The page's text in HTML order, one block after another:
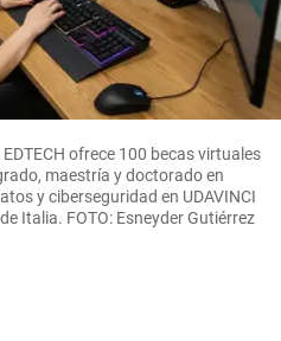
ofrece 100 becas virtuales
maestría y doctorado en
y ciberseguridad en UDAVINCI
Italia. FOTO: Esneyder Gutiérrez